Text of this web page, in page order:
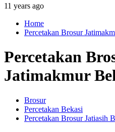
11 years ago
Home
Percetakan Brosur
Percetakan
Jatimakmur
Brosur
Percetakan Bekasi
Percetakan Brosur Jatiasih